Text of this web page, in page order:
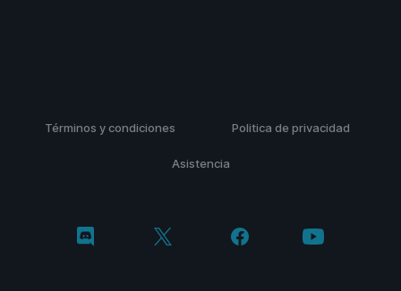
Términos y condiciones Politica de privacidad
Asistencia